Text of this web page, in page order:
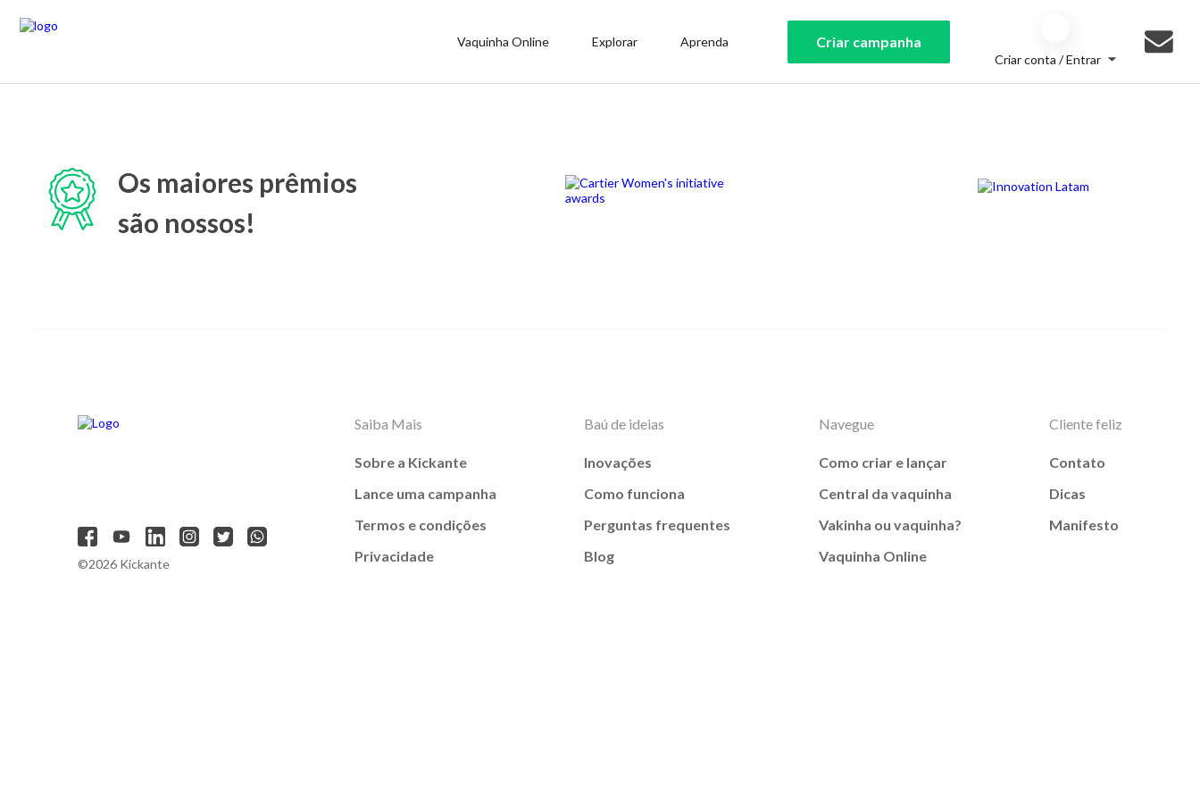
Vaquinha Online Explorar Aprenda Criar campanha
Criar conta / Entrar
Os maiores prêmios
são nossos!
©2026 Kickante
Saiba Mais
Sobre a Kickante
Lance uma campanha
Termos e condições
Privacidade
Baú de ideias
Inovações
Como funciona
Perguntas frequentes
Blog
Navegue
Como criar e lançar
Central da vaquinha
Vakinha ou vaquinha?
Vaquinha Online
Cliente feliz
Contato
Dicas
Manifesto